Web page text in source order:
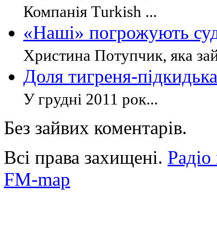
Компанія Тurkish ...
«Наші» погрожують
Христина Потупчик, яка
Доля тигреня-
У грудні 2011 рок...
Без зайвих коментарів.
Всі права захищені.
FM-map